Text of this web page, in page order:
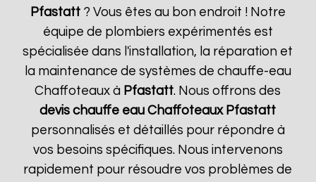
Pfastatt? Vous êtes au bon endroit ! Notre
équipe de plombiers expérimentés est
spécialisée dans l'installation, la réparation et
la maintenance de systèmes de chauffe-eau
Chaffoteaux à Pfastatt. Nous offrons des
devis chauffe eau Chaffoteaux Pfastatt
personnalisés et détaillés pour répondre à
vos besoins spécifiques. Nous intervenons
rapidement pour résoudre vos problèmes de